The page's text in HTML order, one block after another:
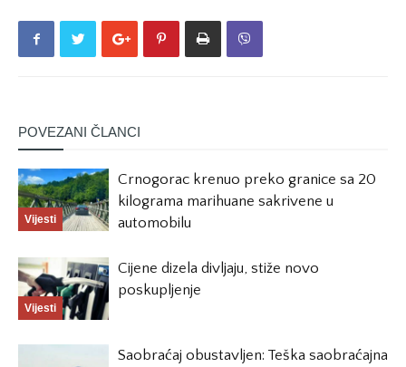
POVEZANI ČLANCI
Vijesti
Crnogorac krenuo preko granice sa 20
kilograma marihuane sakrivene u
automobilu
Vijesti
Cijene dizela divljaju, stiže novo
poskupljenje
Saobraćaj obustavljen: Teška saobraćajna